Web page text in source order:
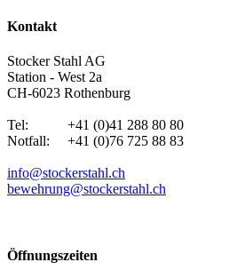
Kontakt
Stocker Stahl AG
Station - West 2a
CH-6023 Rothenburg
Tel: +41 (0)41 288 80 80
Notfall: +41 (0)76 725 88 83
info@stockerstahl.ch
bewehrung@stockerstahl.ch
Öffnungszeiten